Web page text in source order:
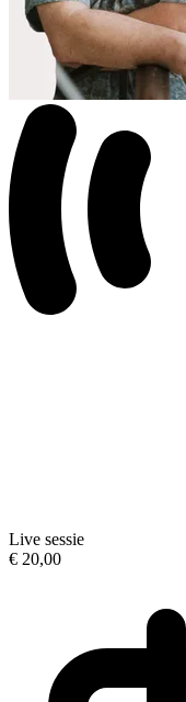
Live sessie
€ 20,00